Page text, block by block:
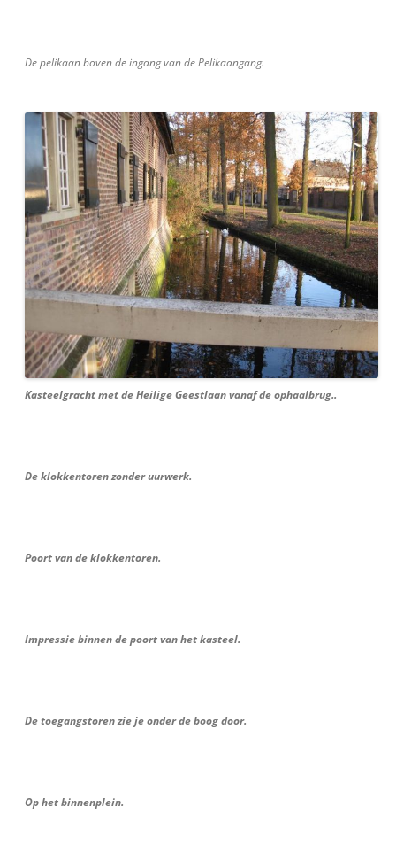
De pelikaan boven de ingang van de Pelikaangang.
Kasteelgracht met de Heilige Geestlaan vanaf de ophaalbrug..
De klokkentoren zonder uurwerk.
Poort van de klokkentoren.
Impressie binnen de poort van het kasteel.
De toegangstoren zie je onder de boog door.
Op het binnenplein.